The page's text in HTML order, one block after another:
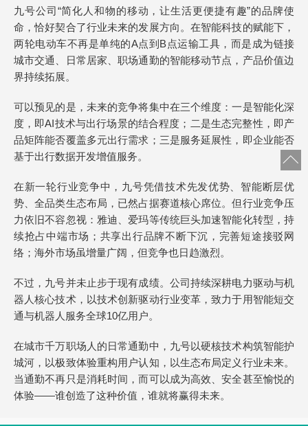
九号公司“简化人和物的移动，让生活更便捷有趣”的品牌使
命，恰好契合了行业未来的发展方向。在智能科技的赋能下，
两轮电动车不再是单纯的A点到B点运输工具，而是成为链接
城市交通、日常居家、职场通勤的智能移动节点，产品价值边
界持续拓展。
可以预见的是，未来的竞争将集中在三个维度：一是智能化深
度，即AI技术与出行场景的结合程度；二是生态完整性，即产
品矩阵能否覆盖多元出行需求；三是服务延展性，即企业能否
基于出行数据开发增值服务。
在新一轮行业竞争中，九号凭借技术先发优势、智能断层优
势、全品类生态布局，已然占据赛道核心席位。但行业竞争压
力依旧不容忽视：雅迪、爱玛等传统巨头加速智能化转型，持
续抢占中端市场；共享出行品牌不断下沉，完善短途接驳网
络；海外市场虽增量广阔，但竞争也日趋激烈。
不过，九号并未止步于现有成绩。公司持续深耕电力驱动与机
器人核心技术，以技术创新驱动行业变革，致力于用智能短交
通与机器人服务全球10亿用户。
在城市千万职场人的日常通勤中，九号以硬核技术构筑智能护
城河，以极致体验重构用户认知，以生态布局定义行业未来。
当通勤不再只是消耗时间，而可以成为高效、安全甚至愉悦的
体验——谁创造了这种价值，谁就将赢得未来。